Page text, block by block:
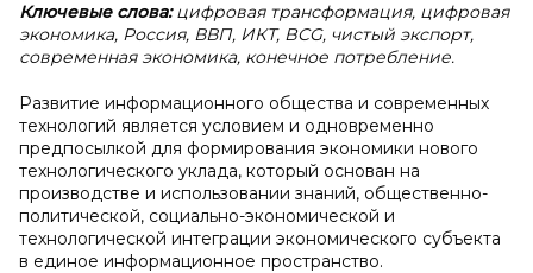
Ключевые слова:цифровая трансформация, цифровая
экономика, Россия, ВВП, ИКТ, BCG, чистый экспорт,
современная экономика, конечное потребление.
Развитие информационного общества и современных
технологий является условием и одновременно
предпосылкой для формирования экономики нового
технологического уклада, который основан на
производстве и использовании знаний, общественно-
политической, социально-экономической и
технологической интеграции экономического субъекта
в единое информационное пространство.